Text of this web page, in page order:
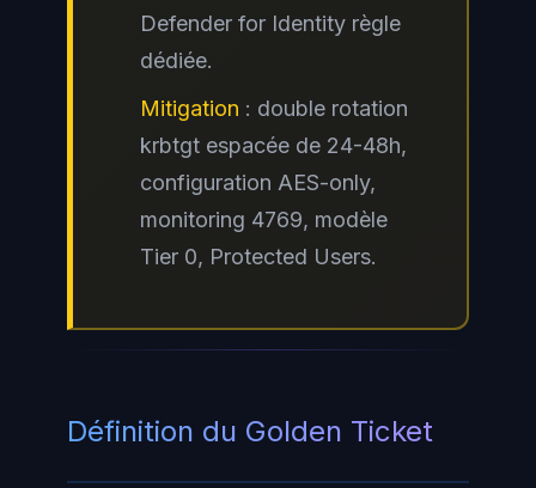
Defender for Identity règle
dédiée.
Mitigation : double rotation
krbtgt espacée de 24-48h,
configuration AES-only,
monitoring 4769, modèle
Tier 0, Protected Users.
Définition du Golden Ticket